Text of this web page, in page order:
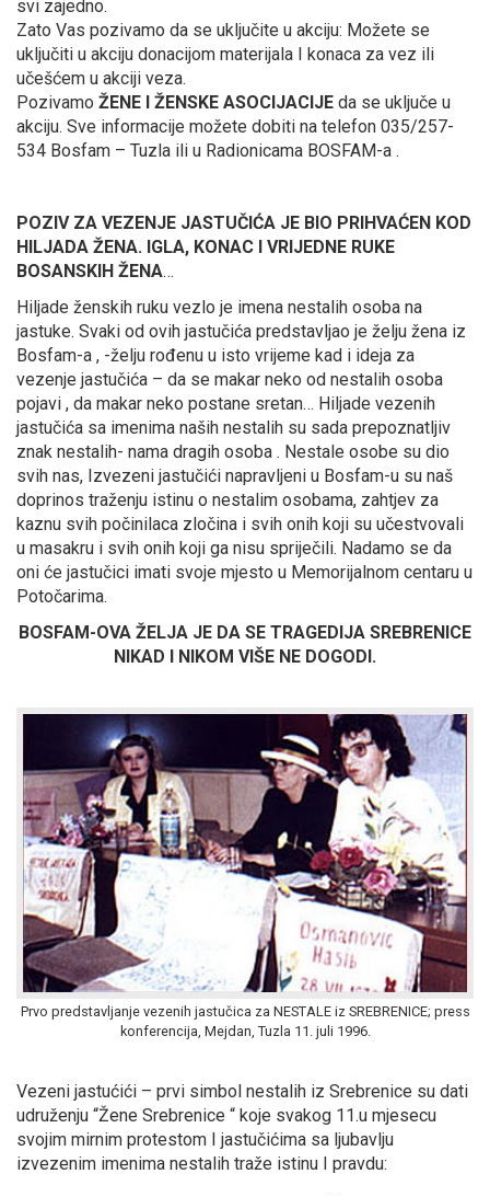
svi zajedno.
Zato Vas pozivamo da se uključite u akciju: Možete se
uključiti u akciju donacijom materijala I konaca za vez ili
učešćem u akciji veza.
Pozivamo ŽENE I ŽENSKE ASOCIJACIJE da se uključe u
akciju. Sve informacije možete dobiti na telefon 035/257-
534 Bosfam – Tuzla ili u Radionicama BOSFAM-a .
POZIV ZA VEZENJE JASTUČIĆA JE BIO PRIHVAĆEN KOD
HILJADA ŽENA. IGLA, KONAC I VRIJEDNE RUKE
BOSANSKIH ŽENA…
Hiljade ženskih ruku vezlo je imena nestalih osoba na
jastuke. Svaki od ovih jastučića predstavljao je želju žena iz
Bosfam-a , -želju rođenu u isto vrijeme kad i ideja za
vezenje jastučića – da se makar neko od nestalih osoba
pojavi , da makar neko postane sretan… Hiljade vezenih
jastučića sa imenima naših nestalih su sada prepoznatljiv
znak nestalih- nama dragih osoba . Nestale osobe su dio
svih nas, Izvezeni jastučići napravljeni u Bosfam-u su naš
doprinos traženju istinu o nestalim osobama, zahtjev za
kaznu svih počinilaca zločina i svih onih koji su učestvovali
u masakru i svih onih koji ga nisu spriječili. Nadamo se da
oni će jastučici imati svoje mjesto u Memorijalnom centaru u
Potočarima.
BOSFAM-OVA ŽELJA JE DA SE TRAGEDIJA SREBRENICE
NIKAD I NIKOM VIŠE NE DOGODI.
Prvo predstavljanje vezenih jastučica za NESTALE iz SREBRENICE; press
konferencija, Mejdan, Tuzla 11. juli 1996.
Vezeni jastućići – prvi simbol nestalih iz Srebrenice su dati
udruženju “Žene Srebrenice “ koje svakog 11.u mjesecu
svojim mirnim protestom I jastučićima sa ljubavlju
izvezenim imenima nestalih traže istinu I pravdu: